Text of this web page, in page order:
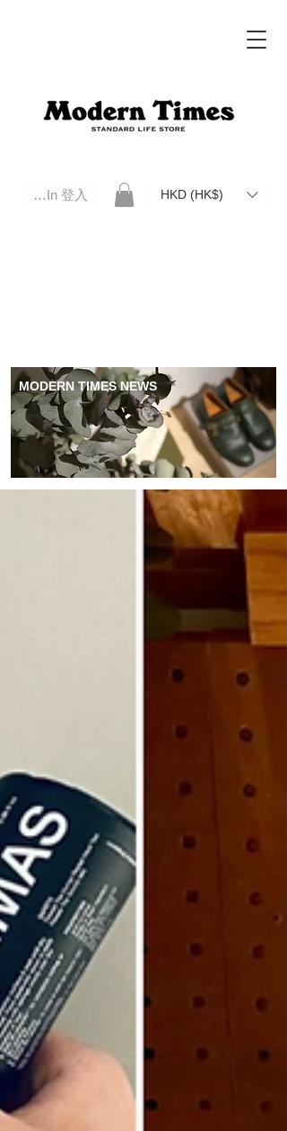
Log In 登入 HKD (HK$)
MODERN TIMES NEWS